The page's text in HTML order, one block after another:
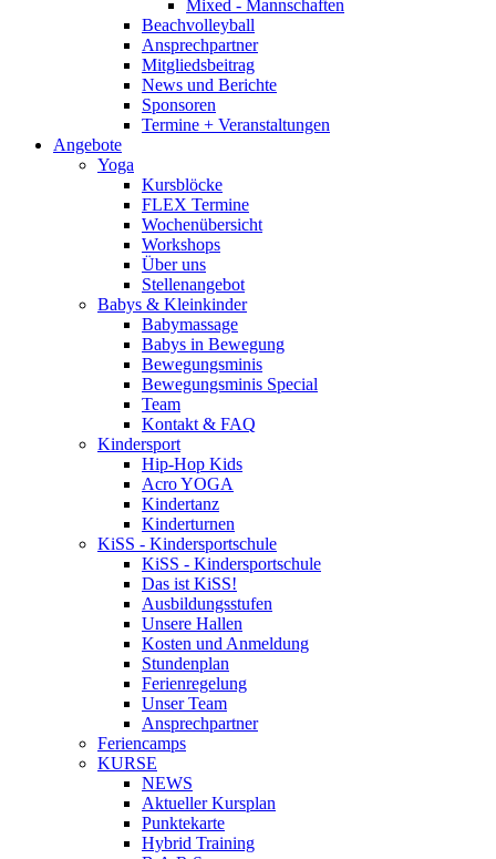
Mixed - Mannschaften
Beachvolleyball
Ansprechpartner
Mitgliedsbeitrag
News und Berichte
Sponsoren
Termine + Veranstaltungen
Angebote
Yoga
Kursblöcke
FLEX Termine
Wochenübersicht
Workshops
Über uns
Stellenangebot
Babys & Kleinkinder
Babymassage
Babys in Bewegung
Bewegungsminis
Bewegungsminis Special
Team
Kontakt & FAQ
Kindersport
Hip-Hop Kids
Acro YOGA
Kindertanz
Kinderturnen
KiSS - Kindersportschule
KiSS - Kindersportschule
Das ist KiSS!
Ausbildungsstufen
Unsere Hallen
Kosten und Anmeldung
Stundenplan
Ferienregelung
Unser Team
Ansprechpartner
Feriencamps
KURSE
NEWS
Aktueller Kursplan
Punktekarte
Hybrid Training